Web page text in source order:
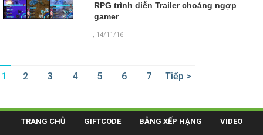
RPG trình diễn Trailer choáng ngợp
gamer
, 14/11/16
1 2 3 4 5 6 7 Tiếp >
TRANG CHỦ GIFTCODE BẢNG XẾP HẠNG VIDEO